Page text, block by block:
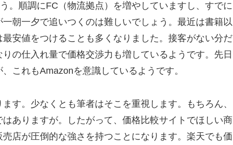
。順調にFC（物流拠点）を増やしていますし、すでに
朝一夕で追いつくのは難しいでしょう。最近は書籍以
安値をつけることも多くなりました。接客がない分だ
の仕入れ量で価格交渉力も増しているようです。先日
これもAmazonを意識しているようです。
す。少なくとも筆者はそこを重視します。もちろん、
ありますが。したがって、価格比較サイトでほしい商
店が圧倒的な強さを持つことになります。楽天でも価